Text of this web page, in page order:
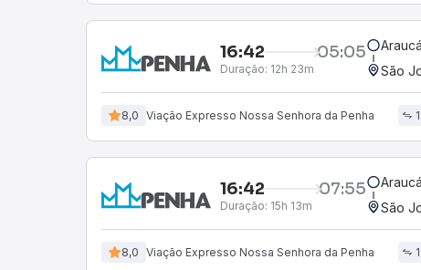
16:42 05:05
Duração: 12h 23m
São
8,0 Viação Expresso Nossa Senhora da Penha
16:42 07:55
Duração: 15h 13m
São
8,0 Viação Expresso Nossa Senhora da Penha